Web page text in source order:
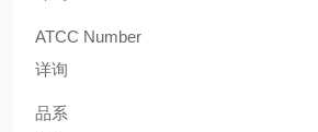
ATCC Number
详询
品系